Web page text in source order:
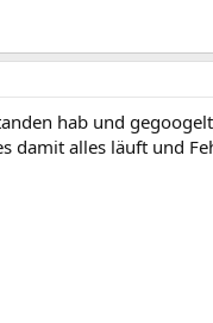
hab und
damit alles läuft und